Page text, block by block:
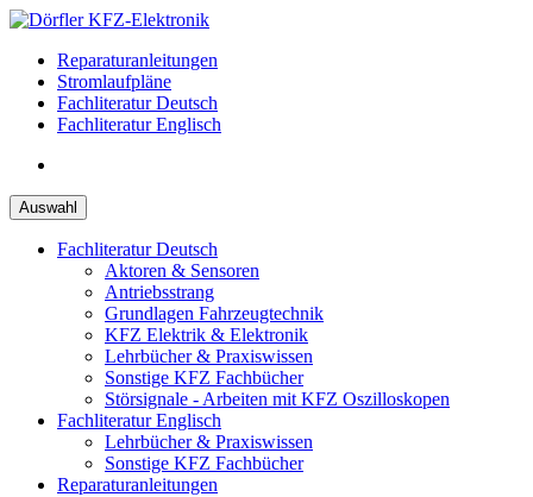
Zum
springenReparaturanleitungen
Stromlaufpläne
Fachliteratur Deutsch
Fachliteratur Englisch
Auswahl
Fachliteratur Deutsch
Aktoren & Sensoren
Antriebsstrang
Grundlagen Fahrzeugtechnik
KFZ Elektrik & Elektronik
Lehrbücher & Praxiswissen
Sonstige KFZ Fachbücher
Störsignale - Arbeiten mit KFZ Oszilloskopen
Fachliteratur Englisch
Lehrbücher & Praxiswissen
Sonstige KFZ Fachbücher
Reparaturanleitungen